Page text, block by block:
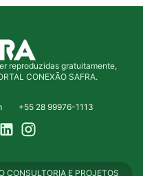
reproduzidas gratuitamente,
CONEXÃO SAFRA.
+55 28 99976-1113
E PROJETOS